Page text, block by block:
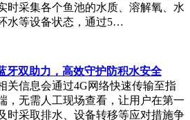
时采集各个鱼池的水质、溶解氧、水
水等设备状态，通过5…
牙双助力，高效守护防积水安全
关信息会通过4G网络快速传输至指
，无需人工现场查看，让用户在第一
时采取排水、设备转移等应对措施争